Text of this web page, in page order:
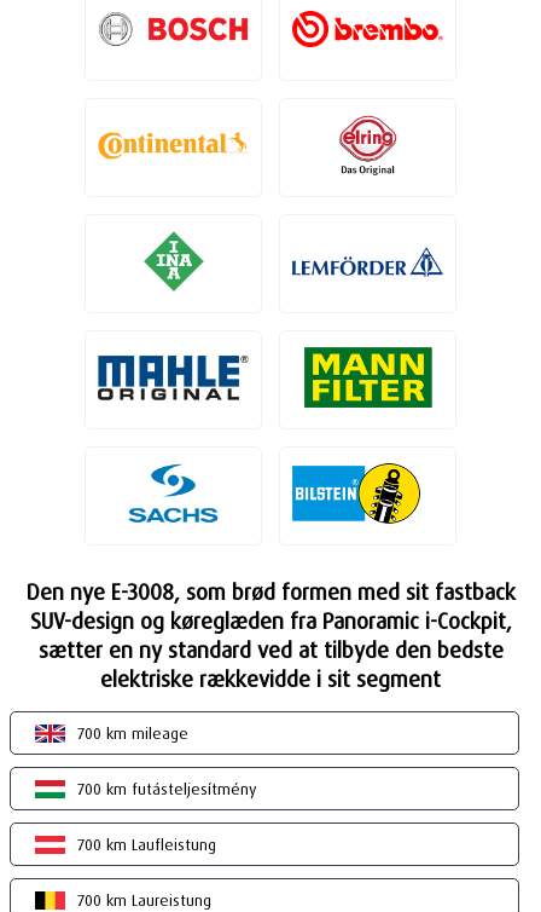
Den nye E-3008, som brød formen med sit fastback
SUV-design og køreglæden fra Panoramic i-Cockpit,
sætter en ny standard ved at tilbyde den bedste
elektriske rækkevidde i sit segment
700 km mileage
700 km futásteljesítmény
700 km Laufleistung
700 km Laureistung